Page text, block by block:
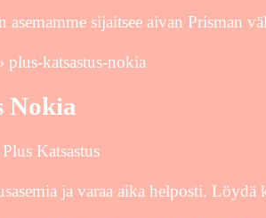
sijaitsee aivan Prisman
plus-katsastus-nokia
Nokia
Katsastus
ja varaa aika helposti.